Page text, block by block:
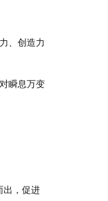
、创造力
瞬息万变
出，促进